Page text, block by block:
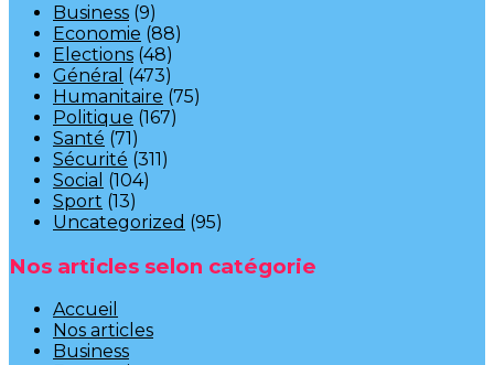
Business (9)
Economie (88)
Elections (48)
Général (473)
Humanitaire (75)
Politique (167)
Santé (71)
Sécurité (311)
Social (104)
Sport (13)
Uncategorized (95)
Nos articles selon catégorie
Accueil
Nos articles
Business